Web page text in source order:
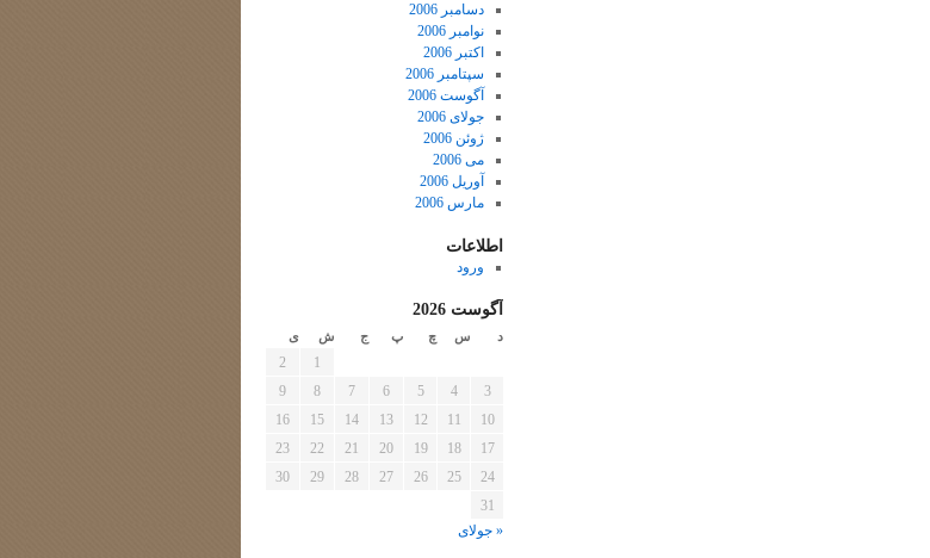
دسامبر 2006
نوامبر 2006
اکتبر 2006
سپتامبر 2006
آگوست 2006
جولای 2006
ژوئن 2006
می 2006
آوریل 2006
مارس 2006
اطلاعات
ورود
آگوست 2026
د س چ پ ج ش ی
1
2
3
4
5
6
7
8
9
10
11
12
13
14
15
16
17
18
19
20
21
22
23
24
25
26
27
28
29
30
31
« جولای